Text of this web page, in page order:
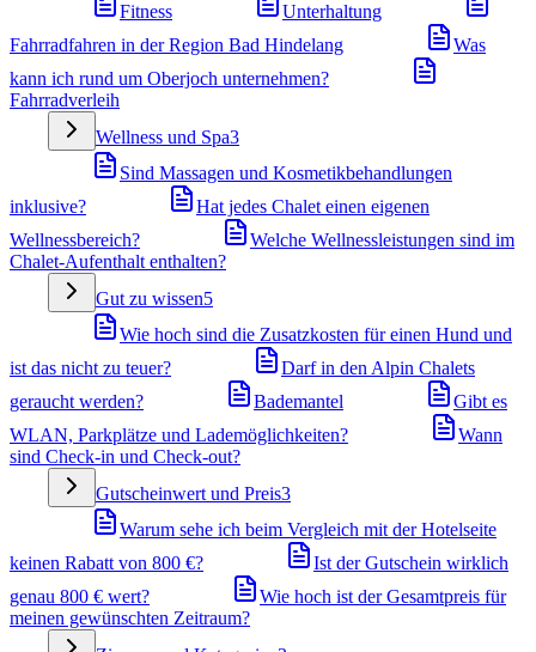
Fitness
Unterhaltung
Fahrradfahren in der Region Bad Hindelang
Was
kann ich rund um Oberjoch unternehmen?
Fahrradverleih
Wellness und Spa3
Sind Massagen und Kosmetikbehandlungen
inklusive?
Hat jedes Chalet einen eigenen
Wellnessbereich?
Welche Wellnessleistungen sind im
Chalet-Aufenthalt enthalten?
Gut zu wissen5
Wie hoch sind die Zusatzkosten für einen Hund und
ist das nicht zu teuer?
Darf in den Alpin Chalets
geraucht werden?
Bademantel
Gibt es
WLAN, Parkplätze und Lademöglichkeiten?
Wann
sind Check-in und Check-out?
Gutscheinwert und Preis3
Warum sehe ich beim Vergleich mit der Hotelseite
keinen Rabatt von 800 €?
Ist der Gutschein wirklich
genau 800 € wert?
Wie hoch ist der Gesamtpreis für
meinen gewünschten Zeitraum?